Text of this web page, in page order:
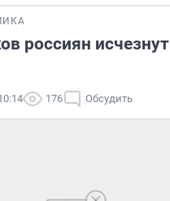
россиян исчезнут
176 Обсудить